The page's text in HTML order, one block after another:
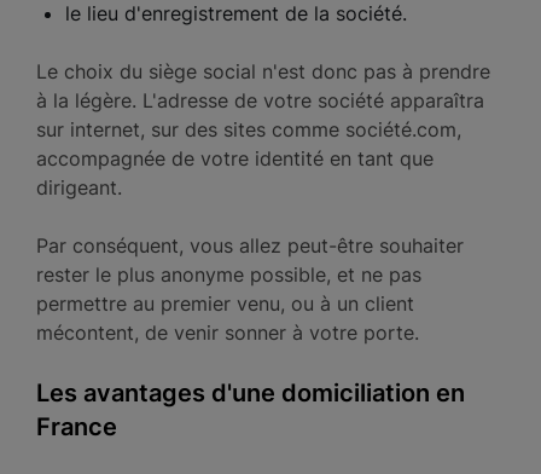
le lieu d'enregistrement de la société.
Le choix du siège social n'est donc pas à prendre
à la légère. L'adresse de votre société apparaîtra
sur internet, sur des sites comme société.com,
accompagnée de votre identité en tant que
dirigeant.
Par conséquent, vous allez peut-être souhaiter
rester le plus anonyme possible, et ne pas
permettre au premier venu, ou à un client
mécontent, de venir sonner à votre porte.
Les avantages d'une domiciliation en
France